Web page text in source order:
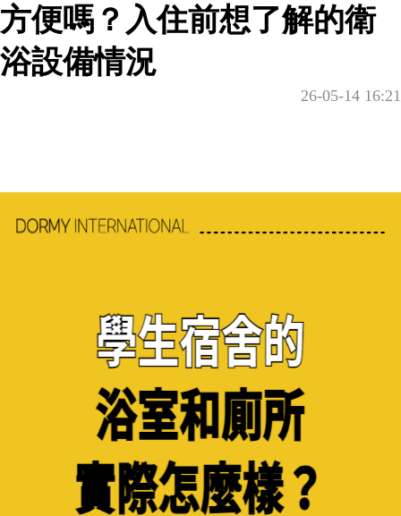
方便嗎？入住前想了解的衛
浴設備情況
26-05-14 16:21